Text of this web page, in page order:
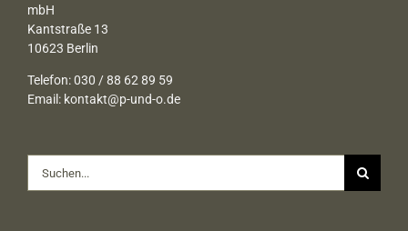
mbH
Kantstraße 13
10623 Berlin
Telefon: 030 / 88 62 89 59
Email: kontakt@p-und-o.de
nach: